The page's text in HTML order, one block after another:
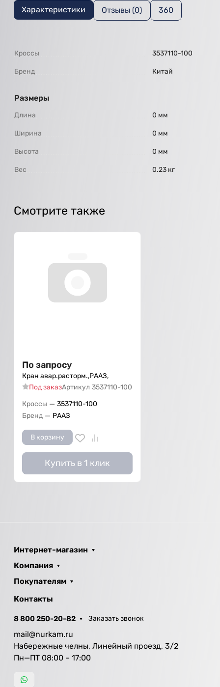
Характеристики Отзывы (0) 360
Кроссы 3537110-100
Бренд Китай
Размеры
Длина 0 мм
Ширина 0 мм
Высота 0 мм
Вес 0.23 кг
Смотрите также
По запросу
Кран авар.расторм.,РААЗ,
Под заказАртикул 3537110-100
Кроссы — 3537110-100
Бренд — РААЗ
В корзину
Купить в 1 клик
Интернет-магазин
Компания
Покупателям
Контакты
8 800 250-20-82 Заказать звонок
mail@nurkam.ru
Набережные челны, Линейный проезд, 3/2
Пн—ПТ 08:00 – 17:00